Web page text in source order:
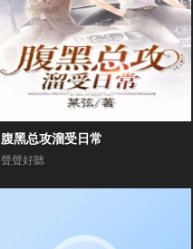
腹黑总攻溜受日常
聲聲好聽